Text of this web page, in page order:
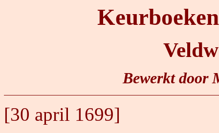
Bewerkt door
[30 april 1699]